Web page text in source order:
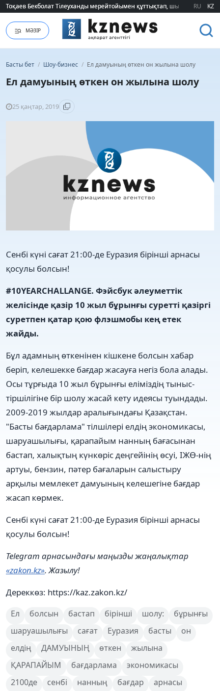
Тоқаев Бекболат Тілеуханды мерейтойымен құттықтап, шығармашылық
Тоқаев Бекболат Тілеуханды мерейтойымен құттықтап, шығармашылық
RU KZ
МӘЗІР
Басты бет / Шоу-бизнес / Ел дамуының өткен он жылына шолу
Ел дамуының өткен он жылына шолу
25 қаңтар, 2019
Сенбі күні сағат 21:00-де Еуразия бірінші арнасы
қосулы болсын!
#10YEARCHALLANGE. Фэйсбук әлеуметтік
желісінде қазір 10 жыл бұрынғы суретті қазіргі
суретпен қатар қою флэшмобы кең етек
жайды.
Бұл адамның өткенінен кішкене болсын хабар
беріп, келешекке бағдар жасауға негіз бола алады.
Осы тұрғыда 10 жыл бұрынғы еліміздің тыныс-
тіршілігіне бір шолу жасай кету идеясы туындады.
2009-2019 жылдар аралығындағы Қазақстан.
"Басты бағдарлама" тілшілері елдің экономикасы,
шаруашылығы, қарапайым нанның бағасынан
бастап, халықтың күнкөріс деңгейінің өсуі, ІЖӨ-нің
артуы, бензин, пәтер бағаларын салыстыру
арқылы мемлекет дамуының келешегіне бағдар
жасап көрмек.
Сенбі күні сағат 21:00-де Еуразия бірінші арнасы
қосулы болсын!
Telegram арнасындағы маңызды жаңалықтар
«zakon.kz». Жазылу!
Дереккөз: https://kaz.zakon.kz/
Ел болсын бастап бірінші шолу:
бұрынғы
шаруашылығы
сағат Еуразия басты
он
елдің
ДАМУЫНЫҢ өткен
жылына
ҚАРАПАЙЫМ
бағдарлама
экономикасы
2100де
сенбі нанның бағдар
арнасы